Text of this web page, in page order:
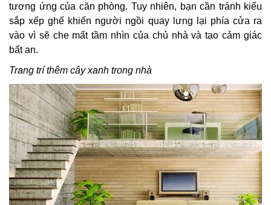
tương ứng của căn phòng. Tuy nhiên, bạn cần tránh kiểu
sắp xếp ghế khiến người ngồi quay lưng lại phía cửa ra
vào vì sẽ che mất tầm nhìn của chủ nhà và tạo cảm giác
bất an.
Trang trí thêm cây xanh trong nhà